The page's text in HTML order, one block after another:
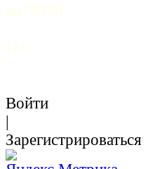
до 18.00)
12+
Войти
|
Зарегистрироваться